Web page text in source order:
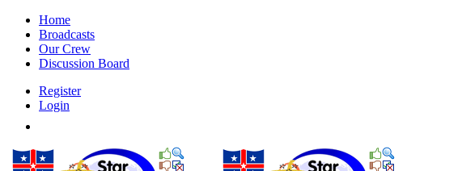
Home
Broadcasts
Our Crew
Discussion Board
Register
Login